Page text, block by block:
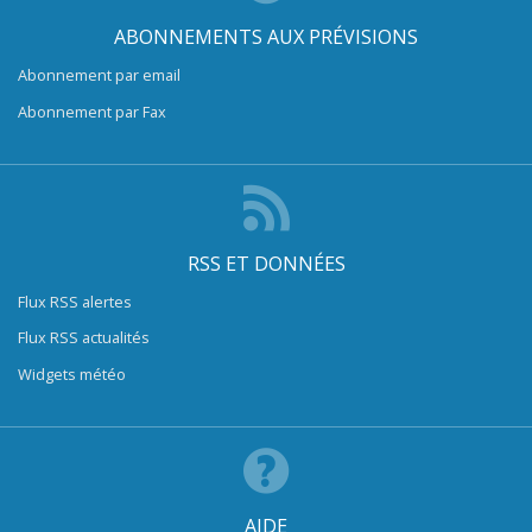
ABONNEMENTS AUX PRÉVISIONS
Abonnement par email
Abonnement par Fax
RSS ET DONNÉES
Flux RSS alertes
Flux RSS actualités
Widgets météo
AIDE